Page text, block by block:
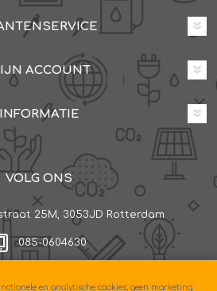
ACCOUNT
INFORMATIE
VOLG ONS
25M, 3053JD Rotterdam
085-0604630
en analytische cookies, geen marketing